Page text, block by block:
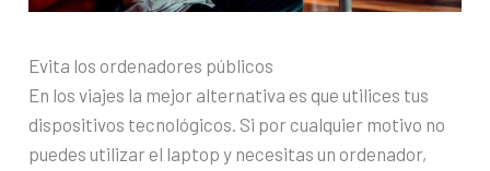
Evita los ordenadores públicos
En los viajes la mejor alternativa es que utilices tus
dispositivos tecnológicos. Si por cualquier motivo no
puedes utilizar el laptop y necesitas un ordenador,